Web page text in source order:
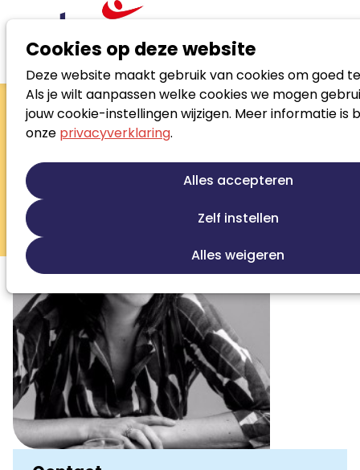
Cookies op deze website
Deze website maakt gebruik van cookies om goed
Als je wilt aanpassen welke cookies we mogen
jouw cookie-instellingen wijzigen. Meer informatie is
onze privacyverklaring.
Alles accepteren
Zelf instellen
Alles weigeren
Zoek loopbaanspecialist
Loes van Rosse
Coach /trainer
Loopbaanontwikkeling
Persoonlijke ontwikkeling
Stress en burnout begeleiding
Sollicitatiebegeleiding